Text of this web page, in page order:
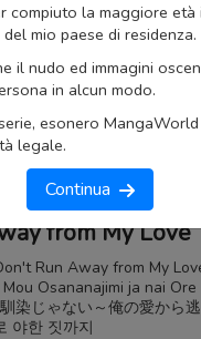
compiuto la maggiore
mio paese di residenza.
il nudo ed immagini
in alcun modo.
esonero
legale.
Continua
from My Love
Run Away from My
Osananajimi ja nai
染じゃない～俺の愛から
야한 짓까지